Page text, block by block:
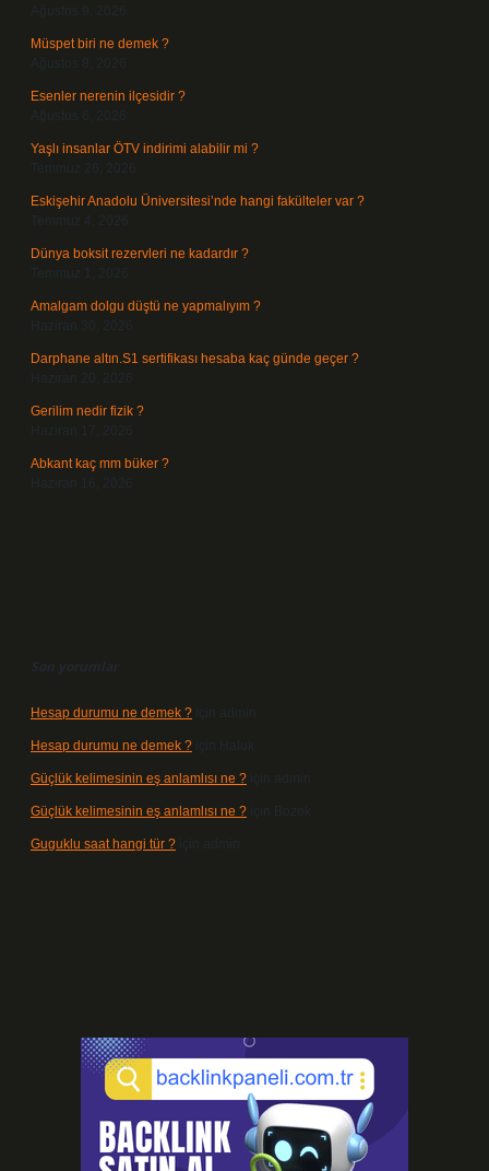
Ağustos 9, 2026
Müspet biri ne demek ?
Ağustos 8, 2026
Esenler nerenin ilçesidir ?
Ağustos 6, 2026
Yaşlı insanlar ÖTV indirimi alabilir mi ?
Temmuz 26, 2026
Eskişehir Anadolu Üniversitesi’nde hangi fakülteler var ?
Temmuz 4, 2026
Dünya boksit rezervleri ne kadardır ?
Temmuz 1, 2026
Amalgam dolgu düştü ne yapmalıyım ?
Haziran 30, 2026
Darphane altın.S1 sertifikası hesaba kaç günde geçer ?
Haziran 20, 2026
Gerilim nedir fizik ?
Haziran 17, 2026
Abkant kaç mm büker ?
Haziran 16, 2026
Son yorumlar
Hesap durumu ne demek ? için admin
Hesap durumu ne demek ? için Haluk
Güçlük kelimesinin eş anlamlısı ne ? için admin
Güçlük kelimesinin eş anlamlısı ne ? için Bozok
Guguklu saat hangi tür ? için admin